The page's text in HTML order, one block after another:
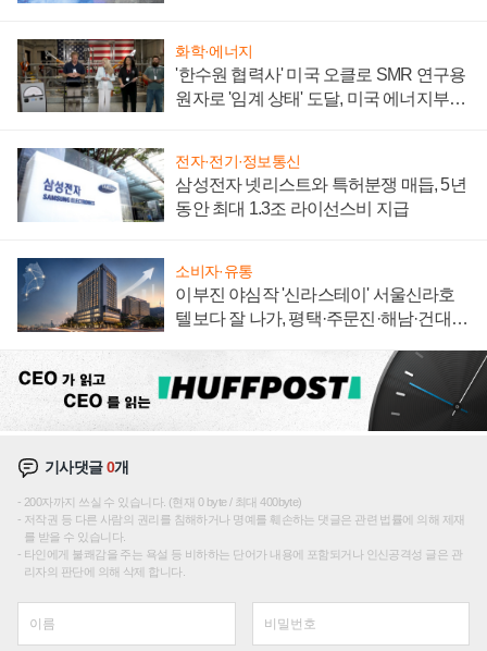
화학·에너지
'한수원 협력사' 미국 오클로 SMR 연구용
원자로 '임계 상태' 도달, 미국 에너지부
전자·전기·정보통신
삼성전자 넷리스트와 특허분쟁 매듭, 5년
동안 최대 1.3조 라이선스비 지급
소비자·유통
이부진 야심작 '신라스테이' 서울신라호
텔보다 잘 나가, 평택·주문진·해남·건대로
기사댓글0개
200자까지 쓰실 수 있습니다. (현재 0 byte / 최대 400byte)
저작권 등 다른 사람의 권리를 침해하거나 명예를 훼손하는 댓글은 관련 법률에 의해 제재
를 받을 수 있습니다.
타인에게 불쾌감을 주는 욕설 등 비하하는 단어가 내용에 포함되거나 인신공격성 글은 관
리자의 판단에 의해 삭제 합니다.